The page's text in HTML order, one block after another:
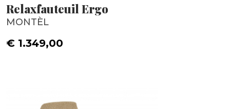
Relaxfauteuil Ergo
MONTÈL
€ 1.349,00